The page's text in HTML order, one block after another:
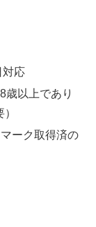
対応
歳以上であり
ーク取得済の